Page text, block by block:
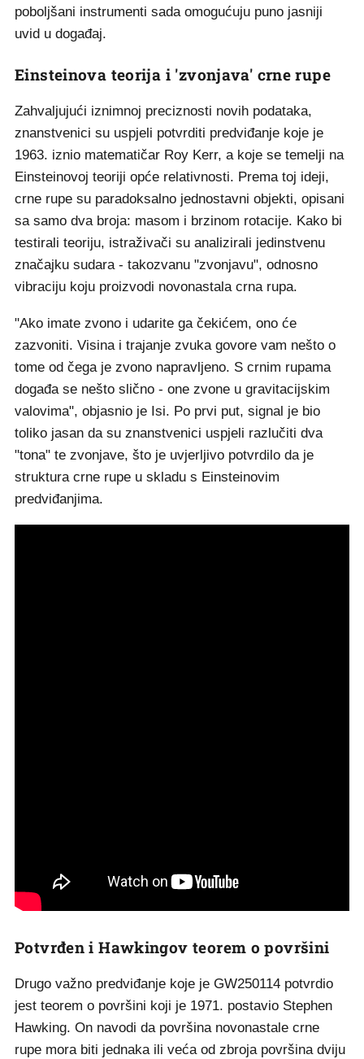
poboljšani instrumenti sada omogućuju puno jasniji
uvid u događaj.
Einsteinova teorija i 'zvonjava' crne rupe
Zahvaljujući iznimnoj preciznosti novih podataka,
znanstvenici su uspjeli potvrditi predviđanje koje je
1963. iznio matematičar Roy Kerr, a koje se temelji na
Einsteinovoj teoriji opće relativnosti. Prema toj ideji,
crne rupe su paradoksalno jednostavni objekti, opisani
sa samo dva broja: masom i brzinom rotacije. Kako bi
testirali teoriju, istraživači su analizirali jedinstvenu
značajku sudara - takozvanu "zvonjavu", odnosno
vibraciju koju proizvodi novonastala crna rupa.
"Ako imate zvono i udarite ga čekićem, ono će
zazvoniti. Visina i trajanje zvuka govore vam nešto o
tome od čega je zvono napravljeno. S crnim rupama
događa se nešto slično - one zvone u gravitacijskim
valovima", objasnio je Isi. Po prvi put, signal je bio
toliko jasan da su znanstvenici uspjeli razlučiti dva
"tona" te zvonjave, što je uvjerljivo potvrdilo da je
struktura crne rupe u skladu s Einsteinovim
predviđanjima.
Potvrđen i Hawkingov teorem o površini
Drugo važno predviđanje koje je GW250114 potvrdio
jest teorem o površini koji je 1971. postavio Stephen
Hawking. On navodi da površina novonastale crne
rupe mora biti jednaka ili veća od zbroja površina dviju